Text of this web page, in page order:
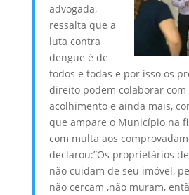
advogada,
ressalta que a
luta contra
dengue é de
todos e todas e por isso os
direito podem colaborar com
acolhimento e ainda mais,
que ampare o Município na
com multa aos
declarou:”Os proprietários
não cuidam de seu imóvel,
não cercam ,não muram,